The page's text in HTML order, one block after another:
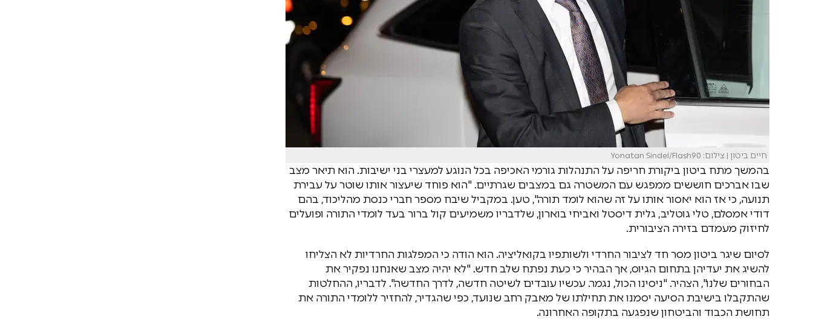
חיים ביטון | צילום: Yonatan Sindel/Flash90
בהמשך מתח ביטון ביקורת חריפה על התנהלות גורמי האכיפה בכל הנוגע למעצרי בני ישיבות. הוא תיאר מצב
שבו אברכים חוששים ממפגש עם המשטרה גם במצבים שגרתיים. "הוא פוחד שיעצור אותו שוטר על עבירת
תנועה, כי אז הוא יאסור אותו על זה שהוא לומד תורה", טען. במקביל שיבח מספר חברי כנסת מהליכוד, בהם
דודי אמסלם, טלי גוטליב, גלית דיסטל ואביחי בוארון, שלדבריו משמיעים קול ברור בעד לומדי התורה ופועלים
לחיזוק מעמדם בזירה הציבורית.
לסיום שיגר ביטון מסר חד לציבור החרדי ולשותפיו בקואליציה. הוא הודה כי המפלגות החרדיות לא הצליחו
להשיג את יעדיהן בתחום הגיוס, אך הבהיר כי כעת נפתח שלב חדש. "לא יהיה מצב שאנחנו נפקיר את
הבחורים שלנו", הצהיר. "ניסינו הכול, נגמר. עכשיו עובדים לשיטה חדשה, לדרך החדשה". לדבריו, ההחלטות
שהתקבלו בישיבת הסיעה יסמנו את תחילתו של מאבק רחב שנועד, כפי שהגדיר, להחזיר ללומדי התורה את
תחושת הכבוד והביטחון שנפגעה בתקופה האחרונה.